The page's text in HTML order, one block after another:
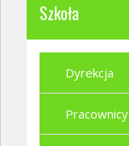
Szkoła
Dyrekcja
Pracownicy